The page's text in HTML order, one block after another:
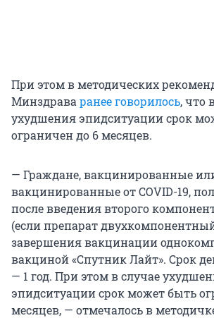
При этом в методических
Минздрава ранее говорилось, что
ухудшения эпидситуации срок
ограничен до 6 месяцев.
— Граждане, вакцинированные
вакцинированные от COVID-19,
после введения второго
(если препарат
завершения вакцинации
вакциной «Спутник Лайт». Срок
— 1 год. При этом в случае
эпидситуации срок может быть
месяцев, — отмечалось в